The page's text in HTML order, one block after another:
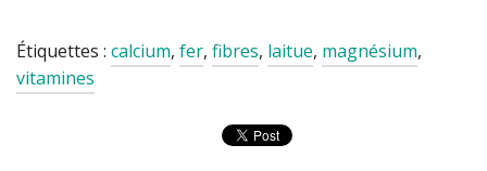
Étiquettes : calcium, fer, fibres, laitue, magnésium,
vitamines